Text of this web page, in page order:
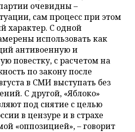
очевидны –
сам процесс при этом
характер. С одной
использовать как
антивоенную и
повестку, с расчетом на
по закону после
в СМИ выступать без
С другой, «Яблоко»
под снятие с целью
в цензуре и в страхе
«оппозицией», – говорит